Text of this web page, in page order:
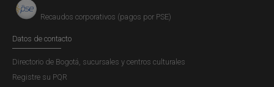
Recaudos corporativos (pagos por PSE)
Datos de contacto
Directorio de Bogotá, sucursales y centros culturales
Registre su PQR